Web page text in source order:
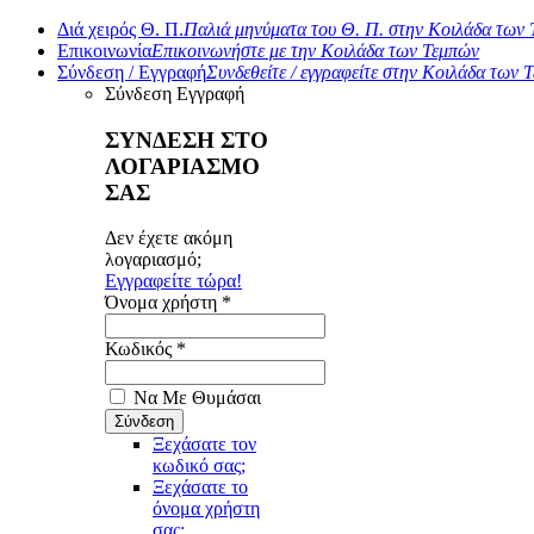
Διά χειρός Θ. Π.Παλιά μηνύματα του Θ. Π. στην Κοιλάδα των
ΕπικοινωνίαΕπικοινωνήστε με την Κοιλάδα των Τεμπών
Σύνδεση / ΕγγραφήΣυνδεθείτε / εγγραφείτε στην Κοιλάδα των
Σύνδεση Εγγραφή
ΣΥΝΔΕΣΗ ΣΤΟ
ΛΟΓΑΡΙΑΣΜΟ
ΣΑΣ
Δεν έχετε ακόμη
λογαριασμό;
Εγγραφείτε τώρα!
Όνομα χρήστη *
Κωδικός *
Να Με Θυμάσαι
Ξεχάσατε τον
κωδικό σας;
Ξεχάσατε το
όνομα χρήστη